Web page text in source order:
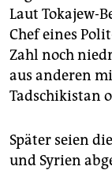
Laut Tokajew-
Chef eines
Zahl noch
aus anderen
Tadschikistan
Später seien
und Syrien